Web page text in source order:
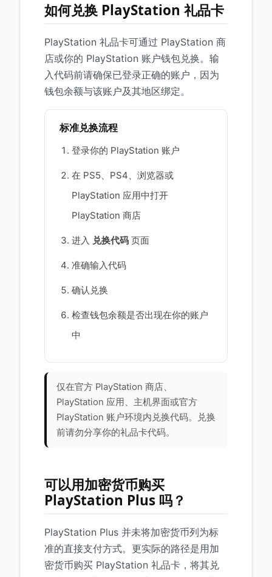
如何兑换 PlayStation 礼品卡
PlayStation 礼品卡可通过 PlayStation 商
店或你的 PlayStation 账户钱包兑换。输
入代码前请确保已登录正确的账户，因为
钱包余额与该账户及其地区绑定。
标准兑换流程
登录你的 PlayStation 账户
在 PS5、PS4、浏览器或
PlayStation 应用中打开
PlayStation 商店
进入 兑换代码 页面
准确输入代码
确认兑换
检查钱包余额是否出现在你的账户
中
仅在官方 PlayStation 商店、
PlayStation 应用、主机界面或官方
PlayStation 账户环境内兑换代码。兑换
前请勿分享你的礼品卡代码。
可以用加密货币购买
PlayStation Plus 吗？
PlayStation Plus 并未将加密货币列为标
准的直接支付方式。更实际的路径是用加
密货币购买 PlayStation 礼品卡，将其兑